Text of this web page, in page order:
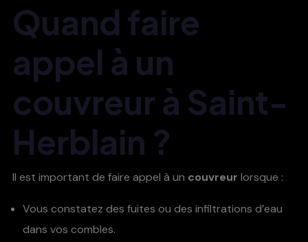
Quand faire
appel à un
couvreur à Saint-
Herblain ?
Il est important de faire appel à un couvreur lorsque :
Vous constatez des fuites ou des infiltrations d’eau
dans vos combles.